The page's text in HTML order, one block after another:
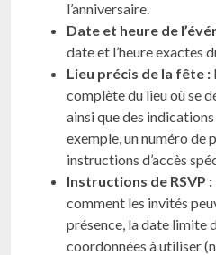
l’anniversaire.
Date et heure de
date et l’heure exactes
Lieu précis de la fête :
complète du lieu où se
ainsi que des
exemple, un numéro de
instructions d’accès
Instructions de RSVP :
comment les invités
présence, la date limite
coordonnées à utiliser